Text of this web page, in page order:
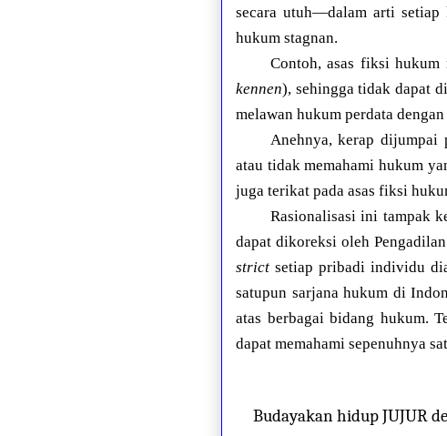
secara utuh—dalam arti setiap
hukum stagnan.
Contoh, asas fiksi hukum
kennen), sehingga tidak dapat
melawan hukum perdata
Anehnya, kerap dijumpai
atau tidak memahami hukum
juga terikat pada asas fiksi
Rasionalisasi ini tampak
dapat dikoreksi oleh
strict setiap pribadi individu
satupun sarjana hukum di
atas berbagai bidang hukum.
dapat memahami sepenuhnya
Budayakan hidup JUJUR